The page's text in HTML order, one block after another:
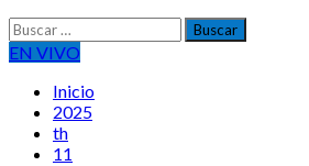
Buscar:
EN VIVO
Inicio
2025
th
11